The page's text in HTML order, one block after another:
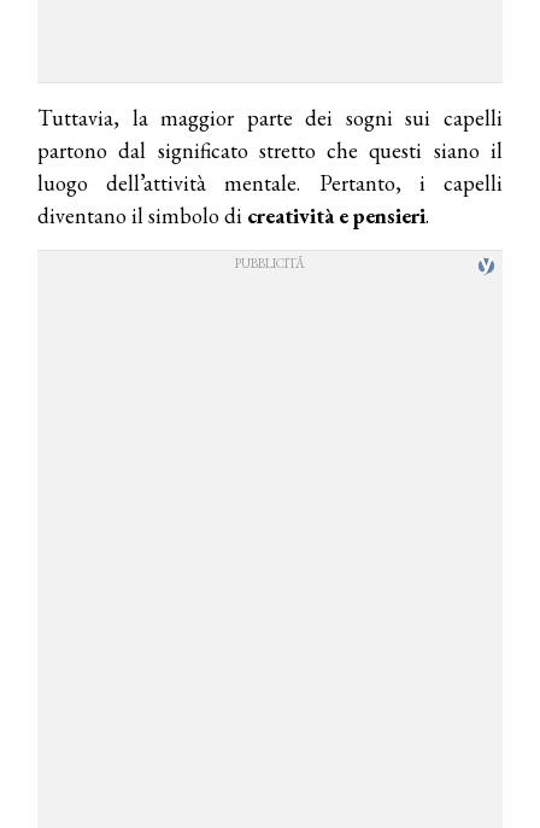
Tuttavia, la maggior parte dei sogni sui capelli
partono dal significato stretto che questi siano il
luogo dell’attività mentale. Pertanto, i capelli
diventano il simbolo di creatività e pensieri.